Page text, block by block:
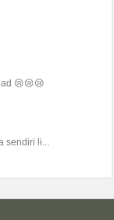
😢😢😢
sendiri li...